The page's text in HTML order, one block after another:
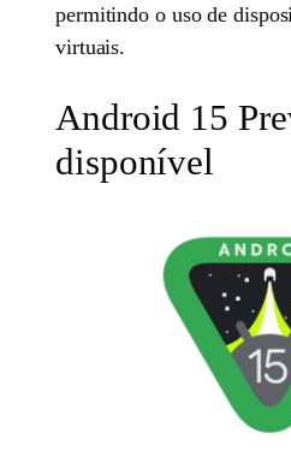
permitindo o uso de
virtuais.
Android 15
disponível